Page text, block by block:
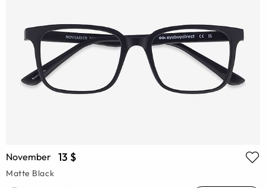
November 13 $
Matte Black